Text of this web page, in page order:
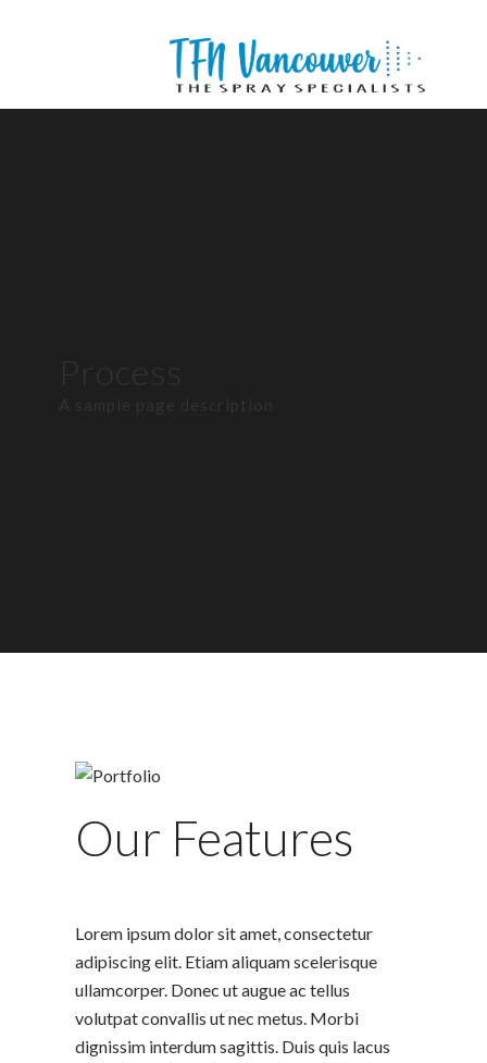
Our Features
Lorem ipsum dolor sit amet, consectetur
adipiscing elit. Etiam aliquam scelerisque
ullamcorper. Donec ut augue ac tellus
volutpat convallis ut nec metus. Morbi
dignissim interdum sagittis. Duis quis lacus